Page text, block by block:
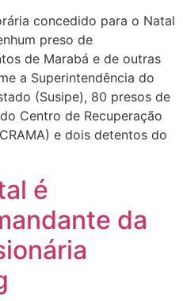
concedido para o Natal
preso de
de Marabá e de outras
a Superintendência do
(Susipe), 80 presos de
Centro de Recuperação
e dois detentos do
é
da